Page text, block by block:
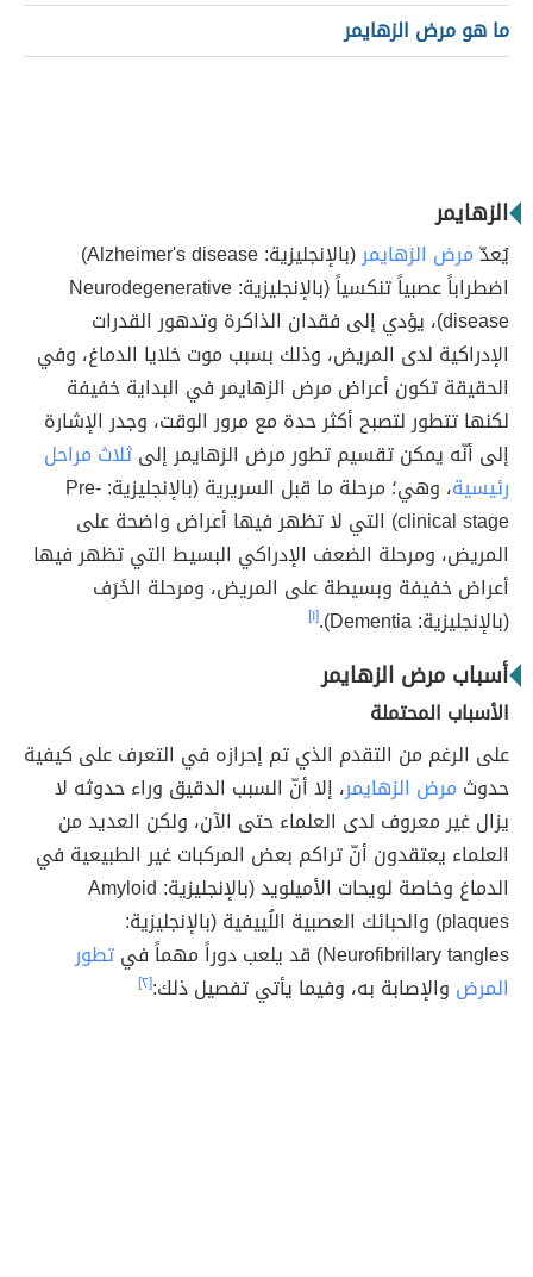
ما هو مرض الزهايمر
الزهايمر
يُعدّمرض الزهايمر
(بالإنجليزية: Alzheimer's disease)
اضطراباً عصبياً تنكسياً (بالإنجليزية: Neurodegenerative
disease)، يؤدي إلى فقدان الذاكرة وتدهور القدرات
الإدراكية لدى المريض، وذلك بسبب موت خلايا الدماغ، وفي
الحقيقة تكون أعراض مرض الزهايمر في البداية خفيفة
لكنها تتطور لتصبح أكثر حدة مع مرور الوقت، وجدر الإشارة
إلى أنّه يمكن تقسيم تطور مرض الزهايمر إلىثلاث مراحل
رئيسية
، وهي؛ مرحلة ما قبل السريرية (بالإنجليزية: Pre-
clinical stage) التي لا تظهر فيها أعراض واضحة على
المريض، ومرحلة الضعف الإدراكي البسيط التي تظهر فيها
أعراض خفيفة وبسيطة على المريض، ومرحلة الخَرَف
(بالإنجليزية: Dementia).
[١]
أسباب مرض الزهايمر
الأسباب المحتملة
على الرغم من التقدم الذي تم إحرازه في التعرف على كيفية
حدوث مرض الزهايمر، إلا أنّ السبب الدقيق وراء حدوثه لا
يزال غير معروف لدى العلماء حتى الآن، ولكن العديد من
العلماء يعتقدون أنّ تراكم بعض المركبات غير الطبيعية في
الدماغ وخاصة لويحات الأميلويد (بالإنجليزية: Amyloid
plaques) والحبائك العصبية اللُييفية (بالإنجليزية:
Neurofibrillary tangles) قد يلعب دوراً مهماً في
تطور
المرض والإصابة به، وفيما يأتي تفصيل ذلك:[٢]